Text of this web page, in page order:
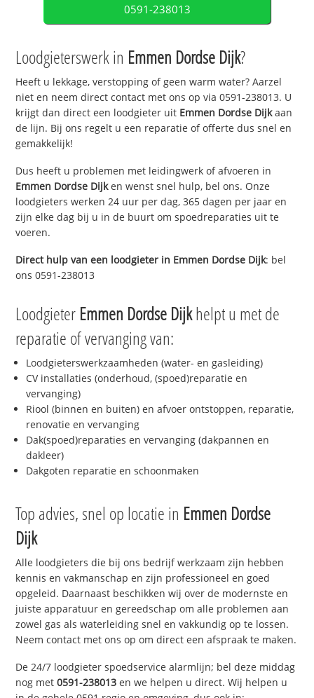
0591-238013
Loodgieterswerk in Emmen Dordse Dijk?
Heeft u lekkage, verstopping of geen warm water? Aarzel
niet en neem direct contact met ons op via 0591-238013. U
krijgt dan direct een loodgieter uit Emmen Dordse Dijkaan
de lijn. Bij ons regelt u een reparatie of offerte dus snel en
gemakkelijk!
Dus heeft u problemen met leidingwerk of afvoeren in
Emmen Dordse Dijken wenst snel hulp, bel ons. Onze
loodgieters werken 24 uur per dag, 365 dagen per jaar en
zijn elke dag bij u in de buurt om spoedreparaties uit te
voeren.
Direct hulp van een loodgieter in Emmen Dordse Dijk: bel
ons 0591-238013
Loodgieter Emmen Dordse Dijkhelpt u met de
reparatie of vervanging van:
Loodgieterswerkzaamheden (water- en gasleiding)
CV installaties (onderhoud, (spoed)reparatie en
vervanging)
Riool (binnen en buiten) en afvoer ontstoppen, reparatie,
renovatie en vervanging
Dak(spoed)reparaties en vervanging (dakpannen en
dakleer)
Dakgoten reparatie en schoonmaken
Top advies, snel op locatie in Emmen Dordse
Dijk
Alle loodgieters die bij ons bedrijf werkzaam zijn hebben
kennis en vakmanschap en zijn professioneel en goed
opgeleid. Daarnaast beschikken wij over de modernste en
juiste apparatuur en gereedschap om alle problemen aan
zowel gas als waterleiding snel en vakkundig op te lossen.
Neem contact met ons op om direct een afspraak te maken.
De 24/7 loodgieter spoedservice alarmlijn; bel deze middag
nog met0591-238013 en we helpen u direct. Wij helpen u